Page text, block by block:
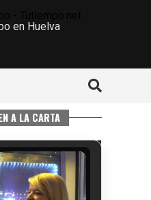
en Huelva
A LA CARTA